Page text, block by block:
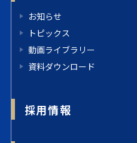
お知らせ
トピックス
動画ライブラリー
資料ダウンロード
採用情報